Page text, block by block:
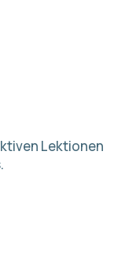
Lektionen
.